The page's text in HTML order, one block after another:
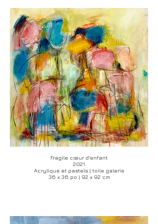
Fragile cœur d’enfant
2021
Acrylique et pastels | toile galerie
36 x 36 po | 92 x 92 cm